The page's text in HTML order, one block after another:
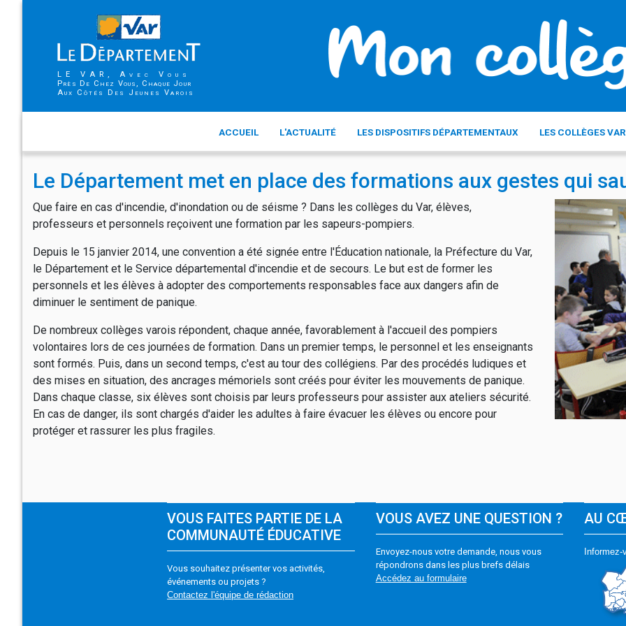
LE VAR, Avec Vous
Près De Chez Vous, Chaque Jour
Aux Côtés Des Jeunes Varois
ACCUEIL L'ACTUALITÉ LES DISPOSITIFS DÉPARTEMENTAUX LES COLLÈGES
Le Département met en place des formations aux gestes qui
Que faire en cas d'incendie, d'inondation ou de séisme ? Dans les collèges du Var, élèves,
professeurs et personnels reçoivent une formation par les sapeurs-pompiers.
Depuis le 15 janvier 2014, une convention a été signée entre l'Éducation nationale, la Préfecture du Var,
le Département et le Service départemental d'incendie et de secours. Le but est de former les
personnels et les élèves à adopter des comportements responsables face aux dangers afin de
diminuer le sentiment de panique.
De nombreux collèges varois répondent, chaque année, favorablement à l'accueil des pompiers
volontaires lors de ces journées de formation. Dans un premier temps, le personnel et les enseignants
sont formés. Puis, dans un second temps, c'est au tour des collégiens. Par des procédés ludiques et
des mises en situation, des ancrages mémoriels sont créés pour éviter les mouvements de panique.
Dans chaque classe, six élèves sont choisis par leurs professeurs pour assister aux ateliers sécurité.
En cas de danger, ils sont chargés d'aider les adultes à faire évacuer les élèves ou encore pour
protéger et rassurer les plus fragiles.
VOUS FAITES PARTIE DE LA
COMMUNAUTÉ ÉDUCATIVE
Vous souhaitez présenter vos activités,
événements ou projets ?
Contactez l'équipe de rédaction
VOUS AVEZ UNE QUESTION ?
Envoyez-nous votre demande, nous vous
répondrons dans les plus brefs délais
Accédez au formulaire
AU